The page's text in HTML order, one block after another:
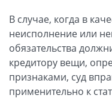
В случае, когда в
неисполнение или
обязательства
кредитору вещи,
признаками, суд
применительно к